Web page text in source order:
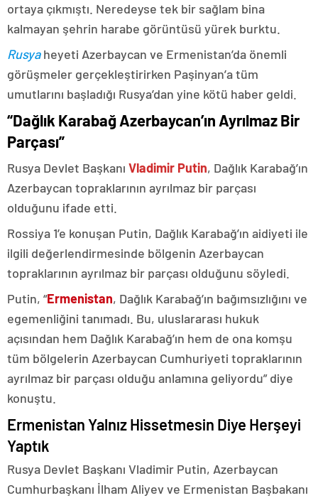
ortaya çıkmıştı. Neredeyse tek bir sağlam bina
kalmayan şehrin harabe görüntüsü yürek burktu.
Rusyaheyeti Azerbaycan ve Ermenistan’da önemli
görüşmeler gerçekleştirirken Paşinyan’a tüm
umutlarını başladığı Rusya’dan yine kötü haber geldi.
“Dağlık Karabağ Azerbaycan’ın Ayrılmaz Bir
Parçası”
Rusya Devlet Başkanı Vladimir Putin, Dağlık Karabağ’ın
Azerbaycan topraklarının ayrılmaz bir parçası
olduğunu ifade etti.
Rossiya 1’e konuşan Putin, Dağlık Karabağ’ın aidiyeti ile
ilgili değerlendirmesinde bölgenin Azerbaycan
topraklarının ayrılmaz bir parçası olduğunu söyledi.
Putin, “Ermenistan, Dağlık Karabağ’ın bağımsızlığını ve
egemenliğini tanımadı. Bu, uluslararası hukuk
açısından hem Dağlık Karabağ’ın hem de ona komşu
tüm bölgelerin Azerbaycan Cumhuriyeti topraklarının
ayrılmaz bir parçası olduğu anlamına geliyordu” diye
konuştu.
Ermenistan Yalnız Hissetmesin Diye Herşeyi
Yaptık
Rusya Devlet Başkanı Vladimir Putin, Azerbaycan
Cumhurbaşkanı İlham Aliyev ve Ermenistan Başbakanı